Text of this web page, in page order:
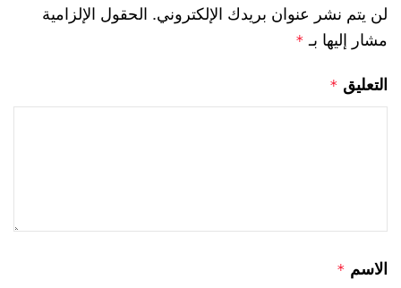
لن يتم نشر عنوان بريدك الإلكتروني. الحقول الإلزامية
مشار إليها بـ *
التعليق *
الاسم *